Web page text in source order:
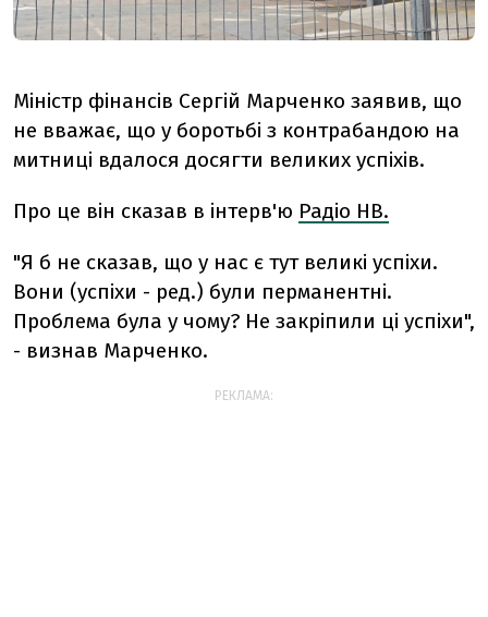
Міністр фінансів Сергій Марченко заявив, що
не вважає, що у боротьбі з контрабандою на
митниці вдалося досягти великих успіхів.
Про це він сказав в інтерв'ю Радіо НВ.
"Я б не сказав, що у нас є тут великі успіхи.
Вони (успіхи - ред.) були перманентні.
Проблема була у чому? Не закріпили ці успіхи",
- визнав Марченко.
РЕКЛАМА: